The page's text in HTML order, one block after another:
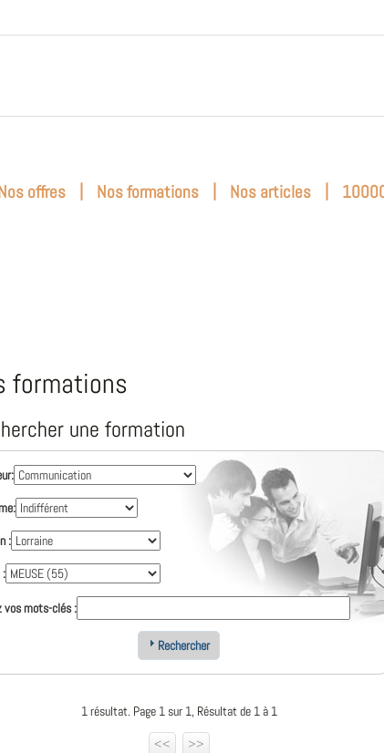
offres | Nos formations | Nos articles |
formations
une formation
:
:
vos mots-clés :
Rechercher
1 résultat. Page 1 sur 1, Résultat de 1 à 1
<<
>>